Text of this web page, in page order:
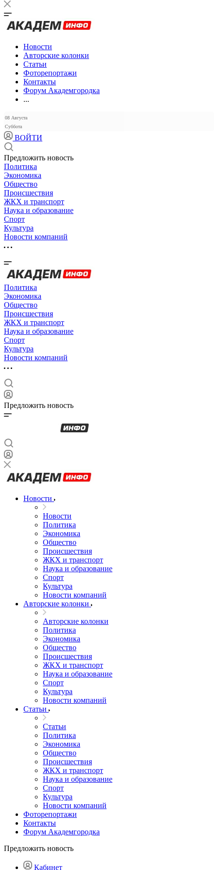
Новости
Авторские колонки
Статьи
Фоторепортажи
Контакты
Форум Академгородка
...
08 Августа
Суббота
ВОЙТИ
Предложить новость
Политика
Экономика
Общество
Происшествия
ЖКХ и транспорт
Наука и образование
Спорт
Культура
Новости компаний
Политика
Экономика
Общество
Происшествия
ЖКХ и транспорт
Наука и образование
Спорт
Культура
Новости компаний
Предложить новость
Новости
Новости
Политика
Экономика
Общество
Происшествия
ЖКХ и транспорт
Наука и образование
Спорт
Культура
Новости компаний
Авторские колонки
Авторские колонки
Политика
Экономика
Общество
Происшествия
ЖКХ и транспорт
Наука и образование
Спорт
Культура
Новости компаний
Статьи
Статьи
Политика
Экономика
Общество
Происшествия
ЖКХ и транспорт
Наука и образование
Спорт
Культура
Новости компаний
Фоторепортажи
Контакты
Форум Академгородка
Предложить новость
Кабинет